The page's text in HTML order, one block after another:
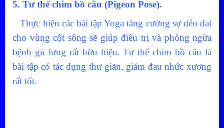
5. Tư thế chim bồ câu (Pigeon Pose).
Thực hiện các bài tập Yoga tăng cường sự dẻo dai
cho vùng cột sống sẽ giúp điều trị và phòng ngừa
bệnh gù lưng rất hữu hiệu. Tư thế chim bồ câu là
bài tập có tác dụng thư giãn, giảm đau nhức xương
rất tốt.